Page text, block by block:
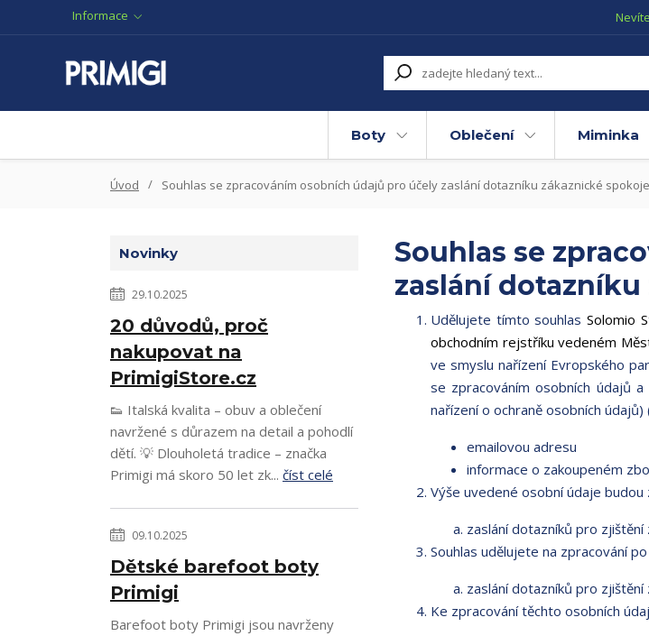
Informace
Boty Oblečení Miminka
Úvod Souhlas se zpracováním osobních údajů pro účely zaslání dotazníku zákaznické
Novinky
29.10.2025
20 důvodů, proč
nakupovat na
PrimigiStore.cz
👟 Italská kvalita – obuv a oblečení
navržené s důrazem na detail a pohodlí
dětí. 💡 Dlouholetá tradice – značka
Primigi má skoro 50 let zk... číst celé
09.10.2025
Dětské barefoot boty
Primigi
Barefoot boty Primigi jsou navrženy
Souhlas se
zaslání
Udělujete tímto souhlasSolomio
obchodním rejstříku vedeném
ve smyslu nařízení Evropského
se zpracováním osobních údajů
nařízení o ochraně osobních údajů)
emailovou adresu
informace o zakoupeném
Výše uvedené osobní údaje budou
zaslání dotazníků pro
Souhlas udělujete na zpracování
zaslání dotazníků pro
Ke zpracování těchto osobních